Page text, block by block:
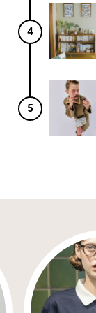
4
5